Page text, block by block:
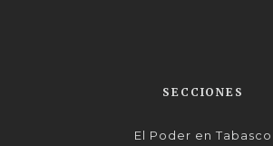
SECCIONES
El Poder en Tabasco